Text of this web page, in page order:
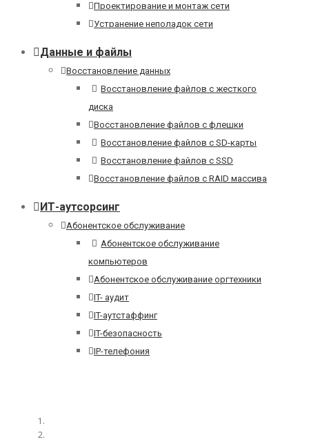
Проектирование и монтаж сети
Устранение неполадок сети
Данные и файлы
Восстановление данных
Восстановление файлов с жесткого
диска
Восстановление файлов с флешки
Восстановление файлов с SD-карты
Восстановление файлов с SSD
Восстановление файлов с RAID массива
ИТ-аутсорсинг
Абонентское обслуживание
Абонентское обслуживание
компьютеров
Абонентское обслуживание оргтехники
IT- аудит
IT-аутстаффинг
IT-безопасность
IP-телефония